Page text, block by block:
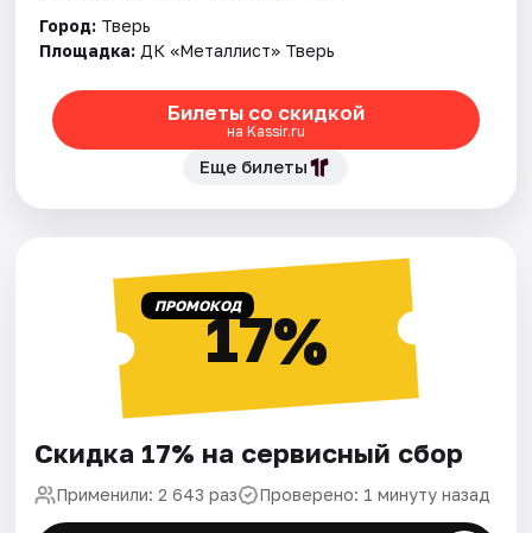
Город: Тверь
Площадка: ДК «Металлист» Тверь
Билеты со скидкой
на Kassir.ru
Еще билеты
ПРОМОКОД17%
Скидка 17% на сервисный сбор
Применили: 2 643 раз Проверено: 1 минуту назад